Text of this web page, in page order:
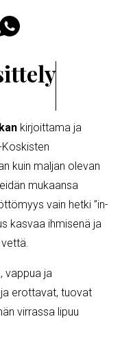
Jaa
WhatsAppiin
kirjoittama ja
kuin maljan olevan
mukaansa
vain hetki ”in-
kasvaa ihmisenä ja
vappua ja
erottavat, tuovat
virrassa lipuu